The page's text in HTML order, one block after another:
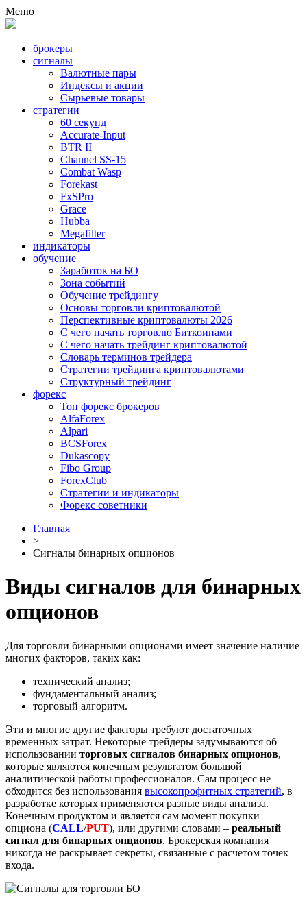
Меню
брокеры
сигналы
Валютные пары
Индексы и акции
Сырьевые товары
стратегии
60 секунд
Accurate-Input
BTR II
Channel SS-15
Combat Wasp
Forekast
FxSPro
Grace
Hubba
Megafilter
индикаторы
обучение
Заработок на БО
Зона событий
Обучение трейдингу
Основы торговли криптовалютой
Перспективные криптовалюты 2026
С чего начать торговлю Биткоинами
С чего начать трейдинг криптовалютой
Словарь терминов трейдера
Стратегии трейдинга криптовалютами
Структурный трейдинг
форекс
Топ форекс брокеров
AlfaForex
Alpari
BСSForex
Dukascopy
Fibo Group
ForexClub
Стратегии и индикаторы
Форекс советники
Главная
>
Сигналы бинарных опционов
Виды сигналов для бинарных
опционов
Для торговли бинарными опционами имеет значение наличие
многих факторов, таких как:
технический анализ;
фундаментальный анализ;
торговый алгоритм.
Эти и многие другие факторы требуют достаточных
временных затрат. Некоторые трейдеры задумываются об
использовании торговых сигналов бинарных опционов,
которые являются конечным результатом большой
аналитической работы профессионалов. Сам процесс не
обходится без использования высокопрофитных стратегий, в
разработке которых применяются разные виды анализа.
Конечным продуктом и является сам момент покупки
опциона (CALL/PUT), или другими словами – реальный
сигнал для бинарных опционов. Брокерская компания
никогда не раскрывает секреты, связанные с расчетом точек
входа.